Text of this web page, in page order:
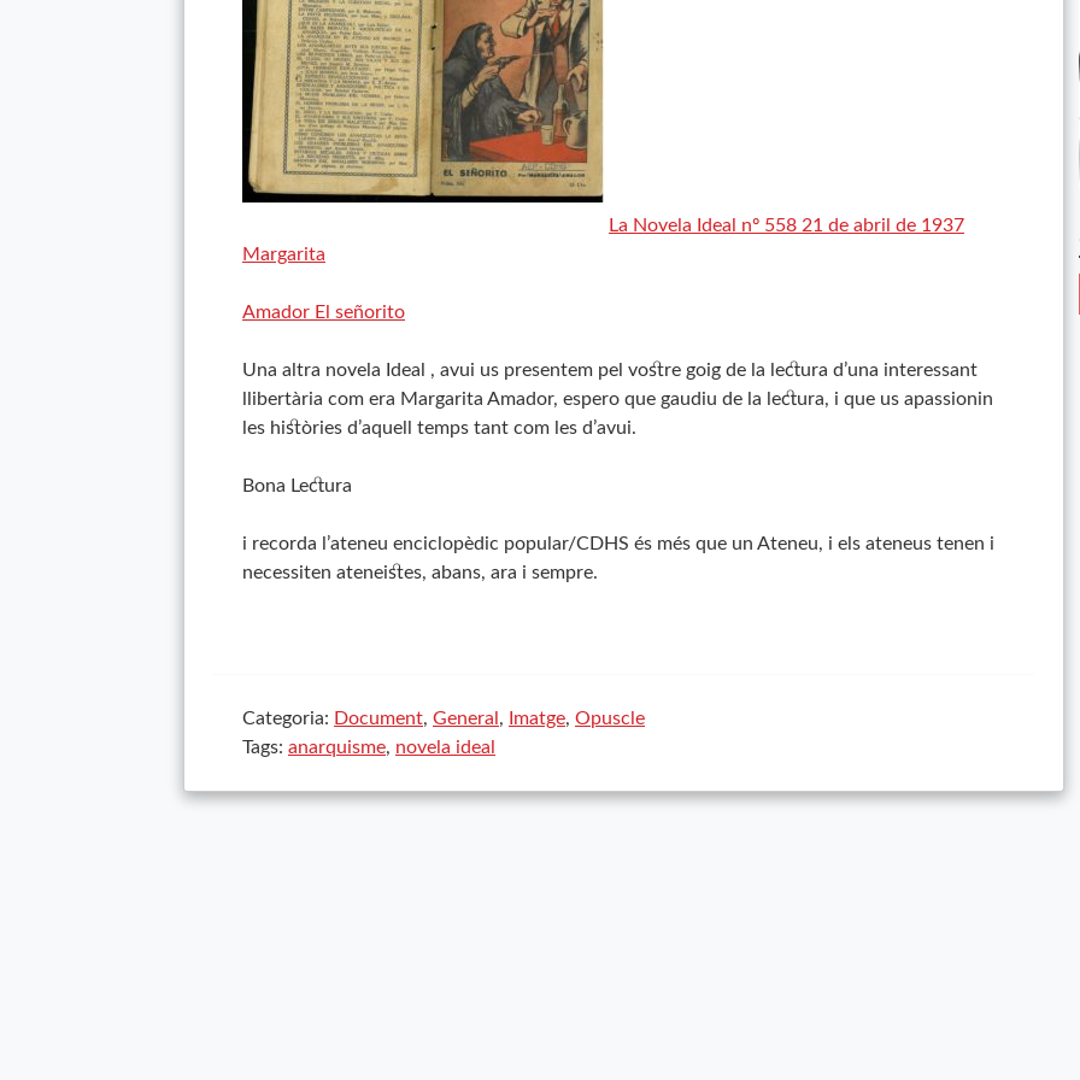
La Novela Ideal nº 558 21 de abril de 1937
Margarita
Amador El señorito
Una altra novela Ideal , avui us presentem pel vostre goig de la lectura d’una interessant
llibertària com era Margarita Amador, espero que gaudiu de la lectura, i que us apassionin
les històries d’aquell temps tant com les d’avui.
Bona Lectura
i recorda l’ateneu enciclopèdic popular/CDHS és més que un Ateneu, i els ateneus tenen i
necessiten ateneistes, abans, ara i sempre.
Categoria: Document, General , Imatge, Opuscle
Tags: anarquisme, novela ideal